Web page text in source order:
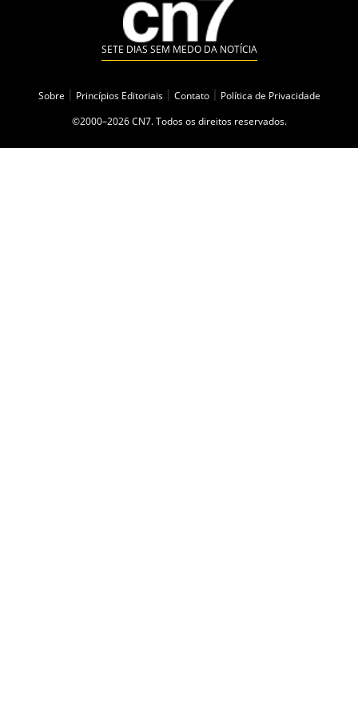
SETE DIAS SEM MEDO DA NOTÍCIA
Sobre Princípios Editoriais Contato
Política de Privacidade
©2000–2026 CN7. Todos os direitos reservados.